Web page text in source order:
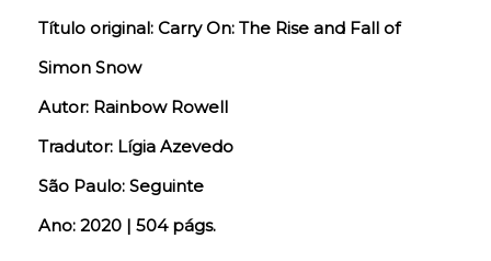
Título original: Carry On: The Rise and Fall of
Simon Snow
Autor: Rainbow Rowell
Tradutor: Lígia Azevedo
São Paulo: Seguinte
Ano: 2020 | 504 págs.